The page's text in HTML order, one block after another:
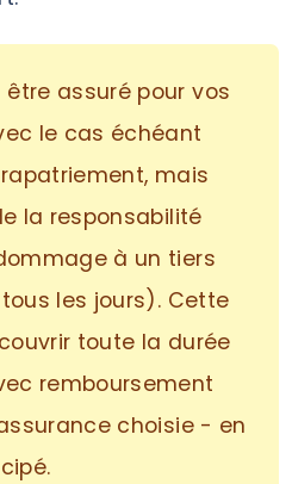
assuré pour vos
le cas échéant
mais
la responsabilité
à un tiers
les jours). Cette
toute la durée
remboursement
choisie - en